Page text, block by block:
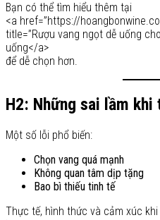
Bạn có thể tìm hiểu thêm tại
<a href=”https://
title=”Rượu vang ngọt dễ uống
uống</a>
để dễ chọn hơn.
H2: Những sai lầm khi
Một số lỗi phổ biến:
Chọn vang quá mạnh
Không quan tâm dịp tặng
Bao bì thiếu tinh tế
Thực tế, hình thức và cảm xúc